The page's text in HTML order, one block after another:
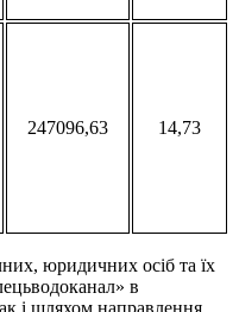
247096,63 14,73
юридичних осіб та їх
в